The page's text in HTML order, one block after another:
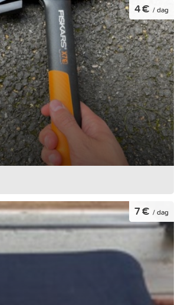
4 € / dag
7 € / dag